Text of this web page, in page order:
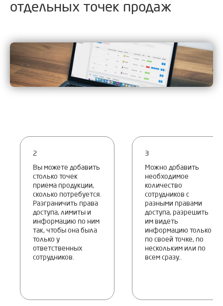
отдельных точек продаж
2
Вы можете добавить
столько точек
приема продукции,
сколько потребуется.
Разграничить права
доступа, лимиты и
информацию по ним
так, чтобы она была
только у
ответственных
сотрудников.
3
Можно добавить
необходимое
количество
сотрудников с
разными правами
доступа, разрешить
им видеть
информацию только
по своей точке, по
нескольким или по
всем сразу..